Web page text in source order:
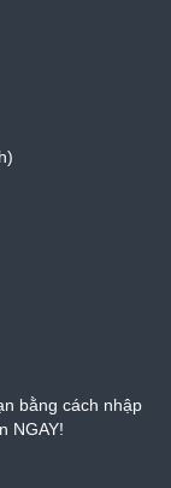
bằng cách nhập
NGAY!